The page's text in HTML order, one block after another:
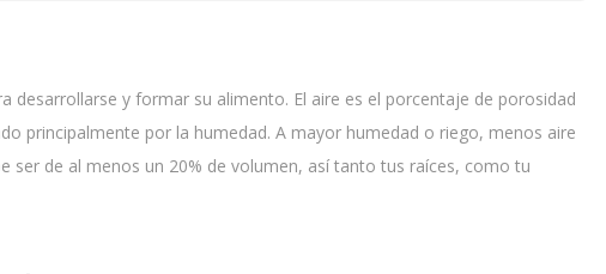
desarrollarse y formar su alimento. El aire es el porcentaje de porosidad
principalmente por la humedad. A mayor humedad o riego, menos aire
ser de al menos un 20% de volumen, así tanto tus raíces, como tu